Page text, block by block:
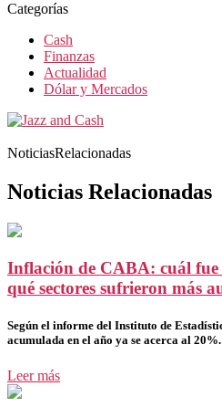
Categorías
Cash
Finanzas
Actualidad
Dólar y Mercados
NoticiasRelacionadas
Noticias Relacionadas
Inflación de CABA: cuál
qué sectores sufrieron más
Según el informe del Instituto de
acumulada en el año ya se acerca al
Leer más